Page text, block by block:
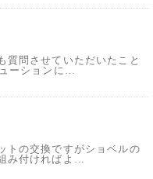
質問させていただいたこと
ーションに…
トの交換ですがショベルの
み付ければよ…